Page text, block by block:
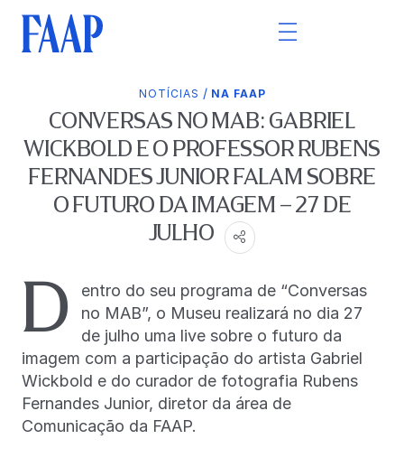
NOTÍCIAS / NA FAAP
CONVERSAS NO MAB: GABRIEL
WICKBOLD E O PROFESSOR RUBENS
FERNANDES JUNIOR FALAM SOBRE
O FUTURO DA IMAGEM – 27 DE
JULHO
D
entro do seu programa de “Conversas
no MAB”, o Museu realizará no dia 27
de julho uma live sobre o futuro da
imagem com a participação do artista Gabriel
Wickbold e do curador de fotografia Rubens
Fernandes Junior, diretor da área de
Comunicação da FAAP.